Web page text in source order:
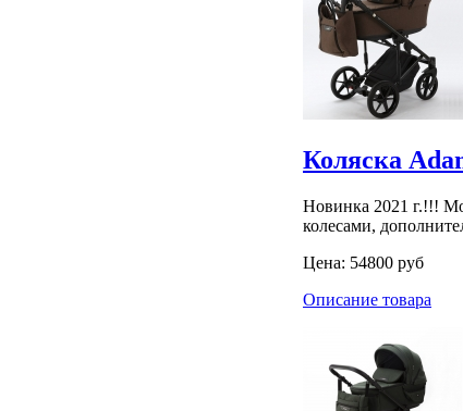
Коляска
Новинка 2021 г.!!!
колесами,
Цена: 54800 руб
Описание товара